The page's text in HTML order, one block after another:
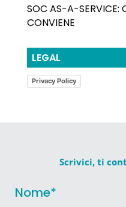
SOC AS-A-SERVICE:
CONVIENE
LEGAL
Privacy Policy
Scrivici, ti
Nome*